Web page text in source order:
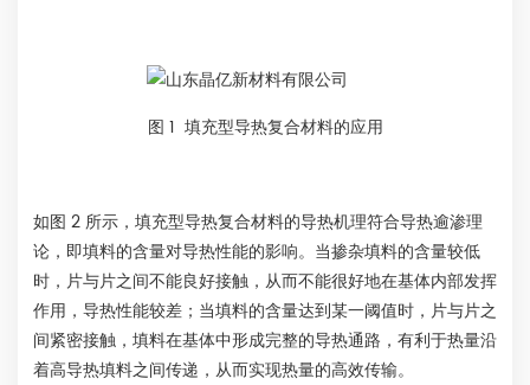
图 1 填充型导热复合材料的应用
如图 2 所示，填充型导热复合材料的导热机理符合导热逾渗理
论，即填料的含量对导热性能的影响。当掺杂填料的含量较低
时，片与片之间不能良好接触，从而不能很好地在基体内部发挥
作用，导热性能较差；当填料的含量达到某一阈值时，片与片之
间紧密接触，填料在基体中形成完整的导热通路，有利于热量沿
着高导热填料之间传递，从而实现热量的高效传输。